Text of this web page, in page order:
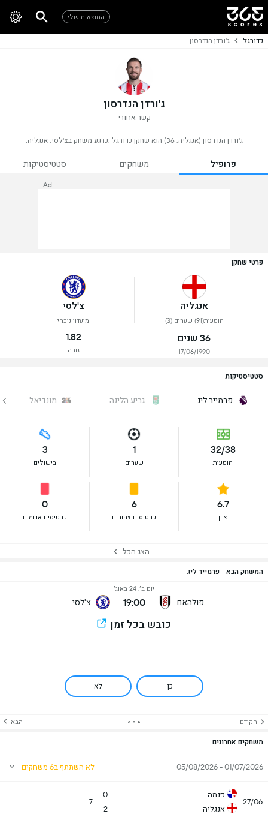
התוצאות שלי
כדורגל ג'ורדן הנדרסון
ג'ורדן הנדרסון
קשר אחורי
ג'ורדן הנדרסון (אנגליה, 36) הוא שחקן כדורגל ,כרגע משחק בצ'לסי, אנגליה.
פרופיל משחקים סטטיסטיקות
Ad
פרטי שחקן
אנגליה
הופעות(91) שערים (3)
צ'לסי
מועדון נוכחי
36 שנים
17/06/1990
1.82
גובה
סטטיסטיקות
פרמייר ליג גביע הליגה מונדיאל
32/38
הופעות
1
שערים
3
בישולים
6.7
ציון
6
כרטיסים צהובים
0
כרטיסים אדומים
הצג הכל
המשחק הבא - פרמייר ליג
פולהאם
יום ב׳, 24 באוג׳
19:00 צ'לסי
כובש בכל זמן
כן לא
הקודם הבא
משחקים אחרונים
01/07/2026 - 05/08/2026 לא השתתף ב6 משחקים
27/06
פנמה
אנגליה
0
2
7